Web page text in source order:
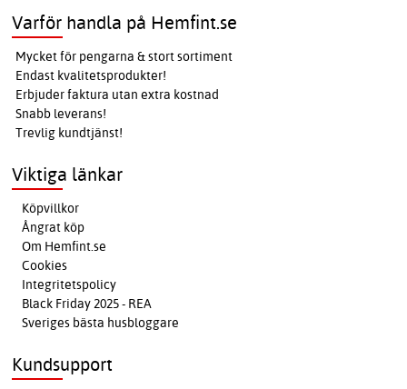
Varför handla på Hemfint.se
Mycket för pengarna & stort sortiment
Endast kvalitetsprodukter!
Erbjuder faktura utan extra kostnad
Snabb leverans!
Trevlig kundtjänst!
Viktiga länkar
Köpvillkor
Ångrat köp
Om Hemfint.se
Cookies
Integritetspolicy
Black Friday 2025 - REA
Sveriges bästa husbloggare
Kundsupport